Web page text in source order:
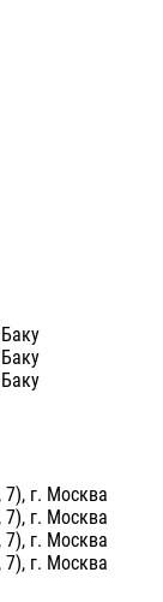
г. Москва
г. Москва
г. Москва
г. Москва